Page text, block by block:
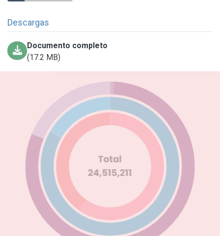
Descargas
Documento completo
(17.2 MB)